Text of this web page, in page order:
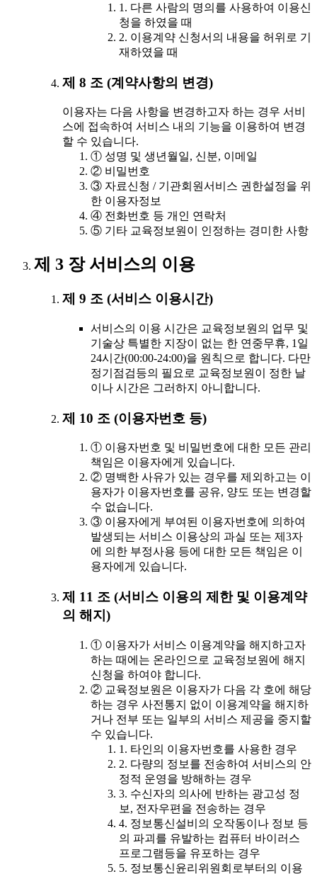
1. 다른 사람의 명의를 사용하여 이용신
청을 하였을 때
2. 이용계약 신청서의 내용을 허위로 기
재하였을 때
제 8 조 (계약사항의 변경)
이용자는 다음 사항을 변경하고자 하는 경우 서비
스에 접속하여 서비스 내의 기능을 이용하여 변경
할 수 있습니다.
① 성명 및 생년월일, 신분, 이메일
② 비밀번호
③ 자료신청 / 기관회원서비스 권한설정을 위
한 이용자정보
④ 전화번호 등 개인 연락처
⑤ 기타 교육정보원이 인정하는 경미한 사항
제 3 장 서비스의 이용
제 9 조 (서비스 이용시간)
서비스의 이용 시간은 교육정보원의 업무 및
기술상 특별한 지장이 없는 한 연중무휴, 1일
24시간(00:00-24:00)을 원칙으로 합니다. 다만
정기점검등의 필요로 교육정보원이 정한 날
이나 시간은 그러하지 아니합니다.
제 10 조 (이용자번호 등)
① 이용자번호 및 비밀번호에 대한 모든 관리
책임은 이용자에게 있습니다.
② 명백한 사유가 있는 경우를 제외하고는 이
용자가 이용자번호를 공유, 양도 또는 변경할
수 없습니다.
③ 이용자에게 부여된 이용자번호에 의하여
발생되는 서비스 이용상의 과실 또는 제3자
에 의한 부정사용 등에 대한 모든 책임은 이
용자에게 있습니다.
제 11 조 (서비스 이용의 제한 및 이용계약
의 해지)
① 이용자가 서비스 이용계약을 해지하고자
하는 때에는 온라인으로 교육정보원에 해지
신청을 하여야 합니다.
② 교육정보원은 이용자가 다음 각 호에 해당
하는 경우 사전통지 없이 이용계약을 해지하
거나 전부 또는 일부의 서비스 제공을 중지할
수 있습니다.
1. 타인의 이용자번호를 사용한 경우
2. 다량의 정보를 전송하여 서비스의 안
정적 운영을 방해하는 경우
3. 수신자의 의사에 반하는 광고성 정
보, 전자우편을 전송하는 경우
4. 정보통신설비의 오작동이나 정보 등
의 파괴를 유발하는 컴퓨터 바이러스
프로그램등을 유포하는 경우
5. 정보통신윤리위원회로부터의 이용